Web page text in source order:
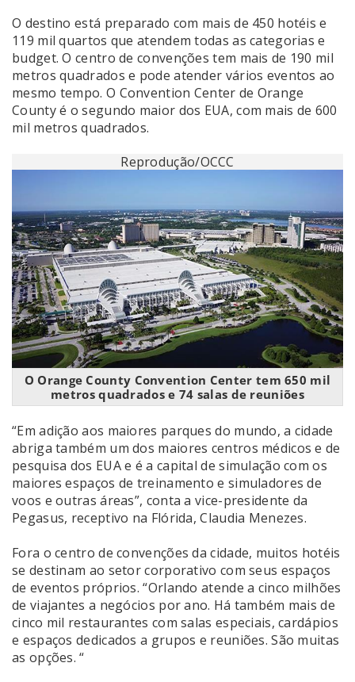
O destino está preparado com mais de 450 hotéis e
119 mil quartos que atendem todas as categorias e
budget. O centro de convenções tem mais de 190 mil
metros quadrados e pode atender vários eventos ao
mesmo tempo. O Convention Center de Orange
County é o segundo maior dos EUA, com mais de 600
mil metros quadrados.
Reprodução/OCCC
O Orange County Convention Center tem 650 mil
metros quadrados e 74 salas de reuniões
“Em adição aos maiores parques do mundo, a cidade
abriga também um dos maiores centros médicos e de
pesquisa dos EUA e é a capital de simulação com os
maiores espaços de treinamento e simuladores de
voos e outras áreas”, conta a vice-presidente da
Pegasus, receptivo na Flórida, Claudia Menezes.
Fora o centro de convenções da cidade, muitos hotéis
se destinam ao setor corporativo com seus espaços
de eventos próprios. “Orlando atende a cinco milhões
de viajantes a negócios por ano. Há também mais de
cinco mil restaurantes com salas especiais, cardápios
e espaços dedicados a grupos e reuniões. São muitas
as opções. “